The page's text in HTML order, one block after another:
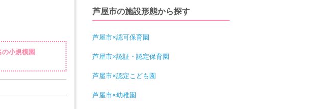
小規模園
芦屋市の施設形態から探す
芦屋市×認可保育園
芦屋市×認証・認定保育園
芦屋市×認定こども園
芦屋市×幼稚園